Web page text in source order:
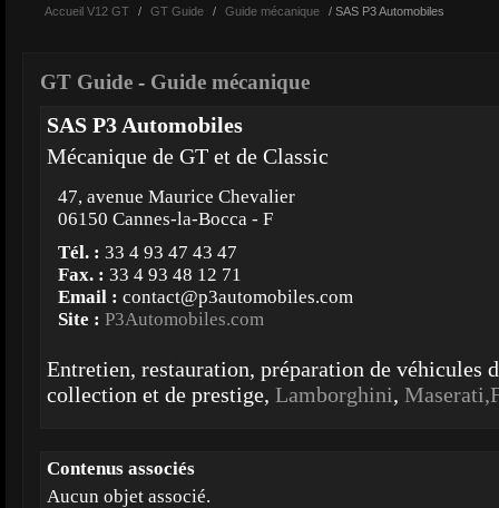
Accueil V12 GT / GT Guide / Guide mécanique / SAS P3 Automobiles
GT Guide - Guide mécanique
SAS P3 Automobiles
Mécanique de GT et de Classic
47, avenue Maurice Chevalier
06150 Cannes-la-Bocca - F
Tél. : 33 4 93 47 43 47
Fax. : 33 4 93 48 12 71
Email : contact@p3automobiles.com
Site : P3Automobiles.com
Entretien, restauration, préparation de véhicules
collection et de prestige, Lamborghini, Maserati,
Contenus associés
Aucun objet associé.